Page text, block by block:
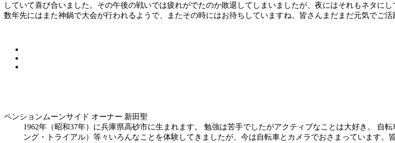
していて喜び合いました。その午後の戦いでは疲れがでたのか敗退してしまいましたが、夜にはそれもネタにし
数年先にはまた神鍋で大会が行われるようで、またその時にはお待ちしていますね。皆さんまだまだ元気でご
ペンションムーンサイド オーナー 新田聖
1962年（昭和37年）に兵庫県高砂市に生まれます。 勉強は苦手でしたがアクティブなことは大好き。 自
ング・トライアル）等々いろんなことを体験してきましたが、今は自転車とカメラでおさまっています。